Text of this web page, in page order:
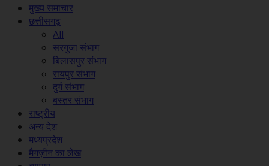
मुख्य समाचार
छत्तीसगढ़
All
सरगुजा संभाग
बिलासपुर संभाग
रायपुर संभाग
दुर्ग संभाग
बस्तर संभाग
राष्ट्रीय
अन्य देश
मध्यप्रदेश
मैगज़ीन का लेख